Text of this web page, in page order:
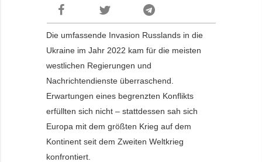
Die umfassende Invasion Russlands in die
Ukraine im Jahr 2022 kam für die meisten
westlichen Regierungen und
Nachrichtendienste überraschend.
Erwartungen eines begrenzten Konflikts
erfüllten sich nicht – stattdessen sah sich
Europa mit dem größten Krieg auf dem
Kontinent seit dem Zweiten Weltkrieg
konfrontiert.